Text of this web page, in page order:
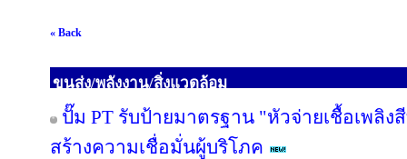
« Back
ขนส่ง/พลังงาน/สิ่งแวดล้อม
ปั๊ม PT รับป้ายมาตรฐาน "หัวจ่ายเชื้อเพลิง
สร้างความเชื่อมั่นผู้บริโภค